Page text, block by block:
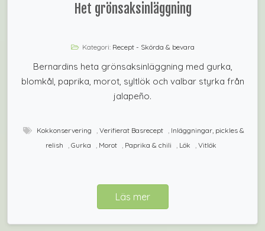
Het grönsaksinläggning
Kategori: Recept - Skörda & bevara
Bernardins heta grönsaksinläggning med gurka,
blomkål, paprika, morot, syltlök och valbar styrka från
jalapeño.
Läs mer
Kokkonservering , Verifierat Basrecept , Inläggningar, pickles &
relish , Gurka , Morot , Paprika & chili , Lök , Vitlök